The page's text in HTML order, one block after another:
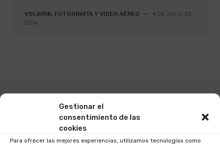
Gestionar el
consentimiento de las
cookies
Para ofrecer las mejores experiencias, utilizamos tecnologías como
VOLAIR®, FOTOGRAFÍA Y VÍDEO AÉREO —
4 DE JULIO DE
2016
Burcar
Categorías